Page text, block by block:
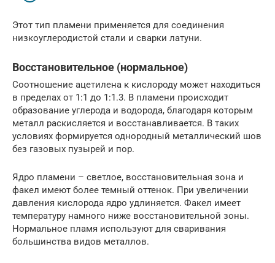
Этот тип пламени применяется для соединения
низкоуглеродистой стали и сварки латуни.
Восстановительное (нормальное)
Соотношение ацетилена к кислороду может находиться
в пределах от 1:1 до 1:1.3. В пламени происходит
образование углерода и водорода, благодаря которым
металл раскисляется и восстанавливается. В таких
условиях формируется однородный металлический шов
без газовых пузырей и пор.
Ядро пламени – светлое, восстановительная зона и
факел имеют более темный оттенок. При увеличении
давления кислорода ядро удлиняется. Факел имеет
температуру намного ниже восстановительной зоны.
Нормальное пламя используют для сваривания
большинства видов металлов.